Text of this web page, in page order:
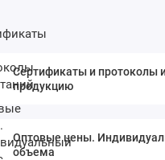
Сертификаты и протоколы
продукцию
Оптовые цены.
объема